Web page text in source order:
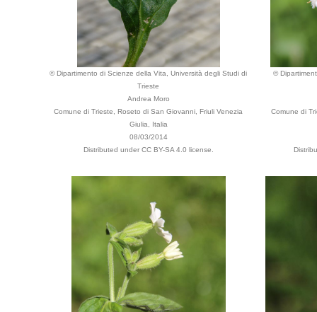
© Dipartimento di Scienze della Vita, Università degli Studi di
Trieste
Andrea Moro
Comune di Trieste, Roseto di San Giovanni, Friuli Venezia
Giulia, Italia
08/03/2014
Distributed under CC BY-SA 4.0 license.
©
Comune di